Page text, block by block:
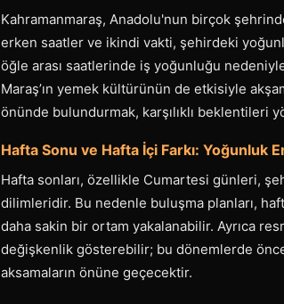
Kahramanmaraş, Anadolu'nun birçok
erken saatler ve ikindi vakti, şehirdeki
öğle arası saatlerinde iş yoğunluğu
Maraş’ın yemek kültürünün de etkisiyle
önünde bulundurmak, karşılıklı beklentileri
Hafta Sonu ve Hafta İçi Farkı: Yoğunluk
Hafta sonları, özellikle Cumartesi günleri,
dilimleridir. Bu nedenle buluşma planları,
daha sakin bir ortam yakalanabilir. Ayrıca
değişkenlik gösterebilir; bu dönemlerde
aksamaların önüne geçecektir.